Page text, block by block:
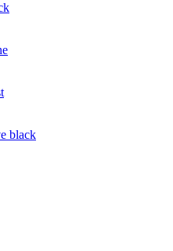
black